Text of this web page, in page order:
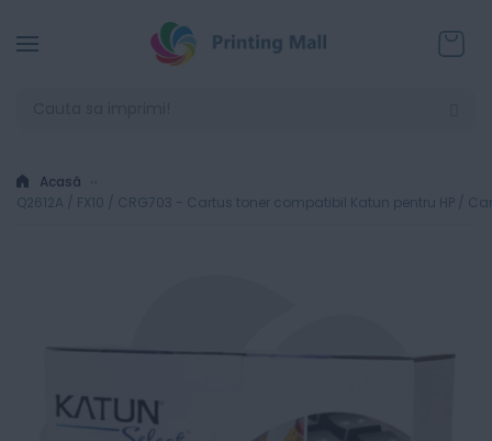
Acasă
Q2612A / FX10 / CRG703 - Cartus toner compatibil Katun pentru HP /